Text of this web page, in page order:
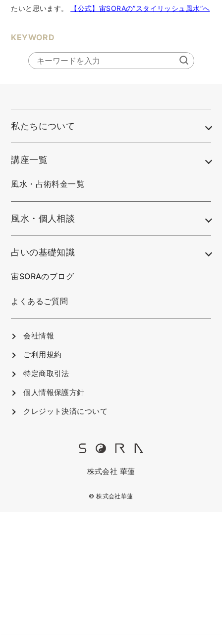
たいと思います。
【公式】宙SORAの”スタイリッシュ風水”へ
KEYWORD
私たちについて
講座一覧
風水・占術料金一覧
風水・個人相談
占いの基礎知識
宙SORAのブログ
よくあるご質問
会社情報
ご利用規約
特定商取引法
個人情報保護方針
クレジット決済について
株式会社 華蓮
© 株式会社華蓮